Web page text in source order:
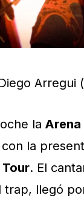
Arregui (
la Arena
la
. El
llegó